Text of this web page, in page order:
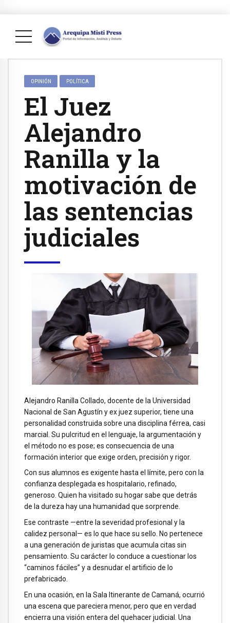
OPINIÓN POLÍTICA
El Juez
Alejandro
Ranilla y la
motivación de
las sentencias
judiciales
Alejandro Ranilla Collado, docente de la Universidad
Nacional de San Agustín y ex juez superior, tiene una
personalidad construida sobre una disciplina férrea, casi
marcial. Su pulcritud en el lenguaje, la argumentación y
el método no es pose; es consecuencia de una
formación interior que exige orden, precisión y rigor.
Con sus alumnos es exigente hasta el límite, pero con la
confianza desplegada es hospitalario, refinado,
generoso. Quien ha visitado su hogar sabe que detrás
de la dureza hay una humanidad que sorprende.
Ese contraste —entre la severidad profesional y la
calidez personal— es lo que hace su sello. No pertenece
a una generación de juristas que acumula citas sin
pensamiento. Su carácter lo conduce a cuestionar los
“caminos fáciles” y a desnudar el artificio de lo
prefabricado.
En una ocasión, en la Sala Itinerante de Camaná, ocurrió
una escena que pareciera menor, pero que en verdad
encierra una visión entera del quehacer judicial. Una